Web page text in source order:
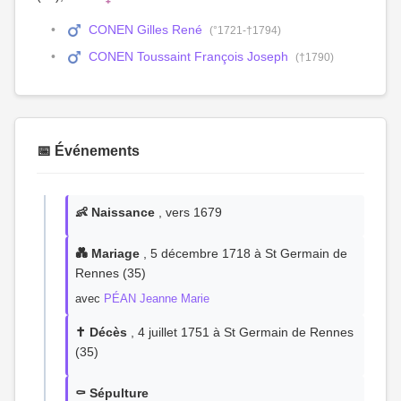
CONEN Gilles René (°1721-†1794)
CONEN Toussaint François Joseph (†1790)
📅 Événements
👶 Naissance , vers 1679
💑 Mariage , 5 décembre 1718 à St Germain de
Rennes (35)
avec PÉAN Jeanne Marie
✝️ Décès , 4 juillet 1751 à St Germain de Rennes
(35)
⚰️ Sépulture